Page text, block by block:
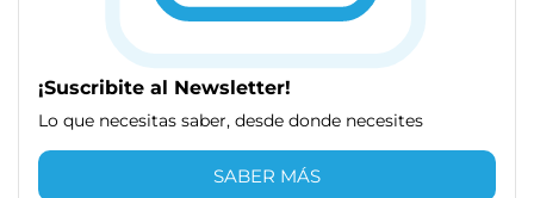
¡Suscribite al Newsletter!
Lo que necesitas saber, desde donde necesites
SABER MÁS